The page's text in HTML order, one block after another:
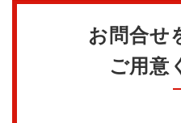
お問合せ
ご用意